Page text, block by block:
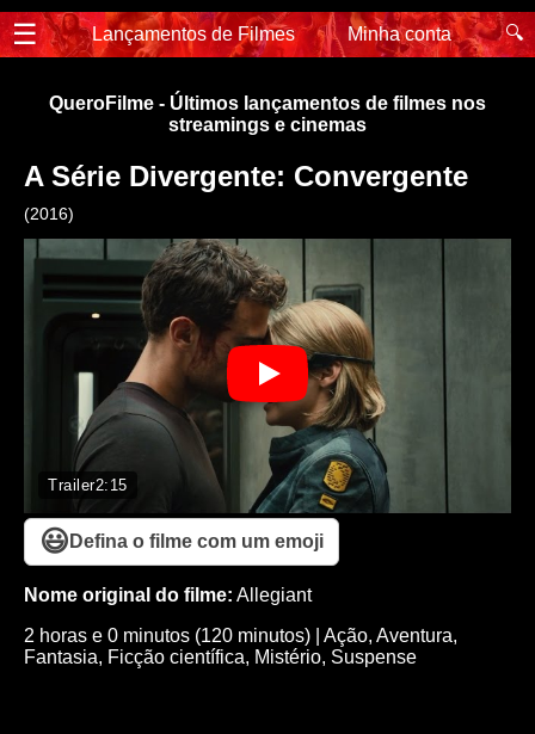
☰ Lançamentos de Filmes Minha conta 🔍
QueroFilme - Últimos lançamentos de filmes nos
streamings e cinemas
A Série Divergente: Convergente
(2016)
Trailer2:15
😃 Defina o filme com um emoji
Nome original do filme: Allegiant
2 horas e 0 minutos (120 minutos)
Ação, Aventura,
Fantasia, Ficção científica, Mistério, Suspense